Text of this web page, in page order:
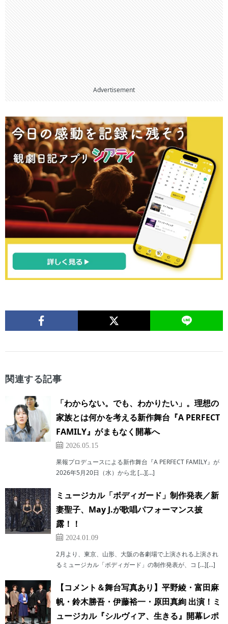
Advertisement
関連する記事
「わからない。でも、わかりたい」。理想の
家族とは何かを考える新作舞台『A PERFECT
FAMILY』がまもなく開幕へ
2026.05.15
果報プロデュースによる新作舞台『A PERFECT FAMILY』が
2026年5月20日（水）から北 […][…]
ミュージカル「ボディガード」制作発表／新
妻聖子、May J.が歌唱パフォーマンス披
露！！
2024.01.09
2月より、東京、山形、大阪の各劇場で上演される上演され
るミュージカル「ボディガード」の制作発表が、コ […][…]
【コメント＆舞台写真あり】平野綾・富田麻
帆・鈴木勝吾・伊藤裕一・原田真絢 出演！ミ
ュージカル『シルヴィア、生きる』開幕レポ